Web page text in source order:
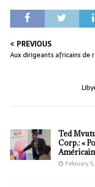
PREVIOUS
Aux dirigeants africains de
Ted
Corp.: «
February